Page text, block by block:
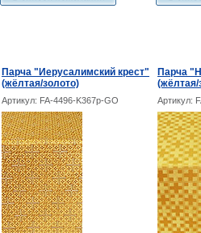
Парча "Иерусалимский крест"
(жёлтая/золото)
Парча
(жёлтая/
Артикул: FA-4496-K367p-GO Артикул: